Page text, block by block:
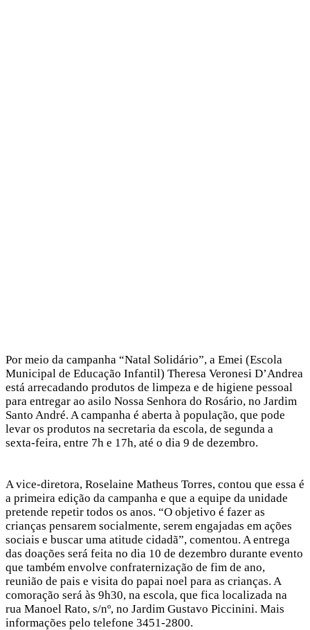
Por meio da campanha “Natal Solidário”, a Emei (Escola
Municipal de Educação Infantil) Theresa Veronesi D’Andrea
está arrecadando produtos de limpeza e de higiene pessoal
para entregar ao asilo Nossa Senhora do Rosário, no Jardim
Santo André. A campanha é aberta à população, que pode
levar os produtos na secretaria da escola, de segunda a
sexta-feira, entre 7h e 17h, até o dia 9 de dezembro.
A vice-diretora, Roselaine Matheus Torres, contou que essa é
a primeira edição da campanha e que a equipe da unidade
pretende repetir todos os anos. “O objetivo é fazer as
crianças pensarem socialmente, serem engajadas em ações
sociais e buscar uma atitude cidadã”, comentou. A entrega
das doações será feita no dia 10 de dezembro durante evento
que também envolve confraternização de fim de ano,
reunião de pais e visita do papai noel para as crianças. A
comoração será às 9h30, na escola, que fica localizada na
rua Manoel Rato, s/nº, no Jardim Gustavo Piccinini. Mais
informações pelo telefone 3451-2800.